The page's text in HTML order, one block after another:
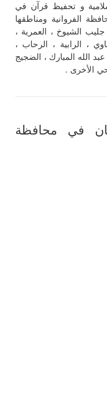
و تحفيظ قرآن في
الفروانية ومناطقها
الشيوخ ، العمرية ،
، الرابية ، الرحاب ،
الله المبارك ، الضجيج
الأخرى .
في محافظة